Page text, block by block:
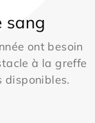
sang
ont besoin
à la greffe
disponibles.